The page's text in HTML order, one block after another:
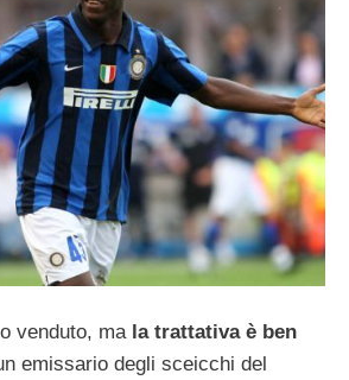
venduto, ma la trattativa è ben
emissario degli sceicchi del